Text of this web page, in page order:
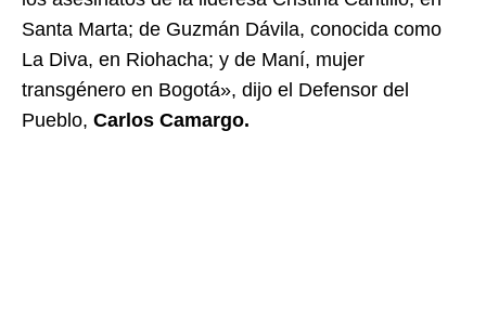
Santa Marta; de Guzmán Dávila, conocida como
La Diva, en Riohacha; y de Maní, mujer
transgénero en Bogotá», dijo el Defensor del
Pueblo, Carlos Camargo.